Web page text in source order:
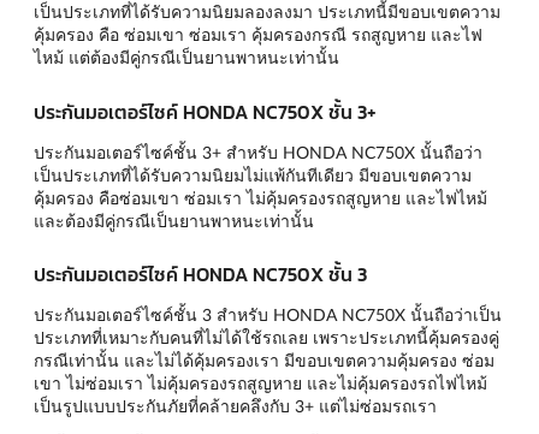
เป็นประเภทที่ได้รับความนิยมลองลงมา ประเภทนี้มีขอบเขตความ
คุ้มครอง คือ ซ่อมเขา ซ่อมเรา คุ้มครองกรณี รถสูญหาย และไฟ
ไหม้ แต่ต้องมีคู่กรณีเป็นยานพาหนะเท่านั้น
ประกันมอเตอร์ไซค์ HONDA NC750X ชั้น 3+
ประกันมอเตอร์ไซค์ชั้น 3+ สำหรับ HONDA NC750X นั้นถือว่า
เป็นประเภทที่ได้รับความนิยมไม่แพ้กันทีเดียว มีขอบเขตความ
คุ้มครอง คือซ่อมเขา ซ่อมเรา ไม่คุ้มครองรถสูญหาย และไฟไหม้
และต้องมีคู่กรณีเป็นยานพาหนะเท่านั้น
ประกันมอเตอร์ไซค์ HONDA NC750X ชั้น 3
ประกันมอเตอร์ไซค์ชั้น 3 สำหรับ HONDA NC750X นั้นถือว่าเป็น
ประเภทที่เหมาะกับคนที่ไม่ได้ใช้รถเลย เพราะประเภทนี้คุ้มครองคู่
กรณีเท่านั้น และไม่ได้คุ้มครองเรา มีขอบเขตความคุ้มครอง ซ่อม
เขา ไม่ซ่อมเรา ไม่คุ้มครองรถสูญหาย และไม่คุ้มครองรถไฟไหม้
เป็นรูปแบบประกันภัยที่คล้ายคลึงกับ 3+ แต่ไม่ซ่อมรถเรา